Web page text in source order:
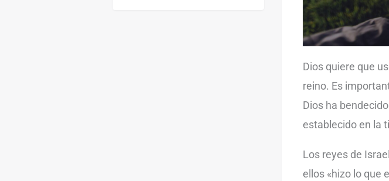
Dios quiere que
reino. Es
Dios ha
establecido en la
Los reyes de
ellos «hizo lo que